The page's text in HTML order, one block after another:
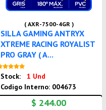
( AXR-7500-4GR )
SILLA GAMING ANTRYX
XTREME RACING ROYALIST
PRO GRAY ( A...
Stock:
1 Und
Codigo Interno: 004673
$ 244.00